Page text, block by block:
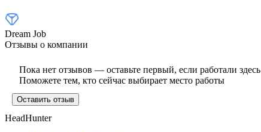
Dream Job
Отзывы о компании
Пока нет отзывов — оставьте первый, если работали здесь
Поможете тем, кто сейчас выбирает место работы
Оставить отзыв
HeadHunter